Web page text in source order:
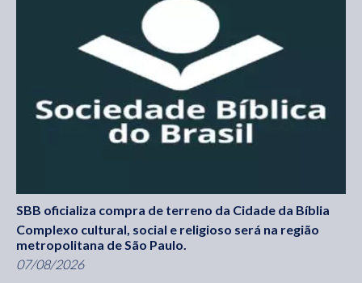
SBB oficializa compra de terreno da Cidade da Bíblia
Complexo cultural, social e religioso será na região
metropolitana de São Paulo.
07/08/2026